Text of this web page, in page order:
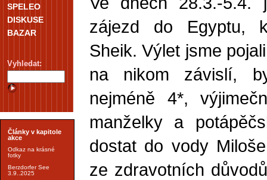
SPELEO
DISKUSE
BAZAR
Vyhledat:
Články v kapitole
akce
Odkaz na krásné
fotky
Berzdorfer See
3.9..2025
zájezd do Egyptu,
Sheik. Výlet jsme
na nikom závislí,
nejméně 4*,
manželky a
dostat do vody
ze zdravotních